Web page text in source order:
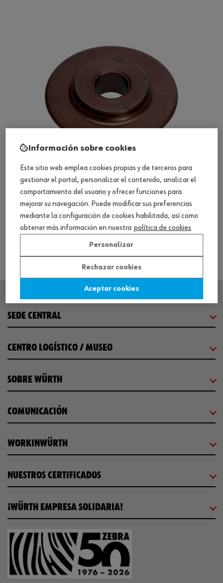
Rueda de corte para cortatubos
SEDE CENTRAL
CENTRO LOGÍSTICO / MUSEO
SOBRE WÜRTH
COMUNICACIÓN
WORKINWÜRTH
NUESTROS CERTIFICADOS
¡WÜRTH EMPRESA SOLIDARIA!
Información sobre cookies
Este sitio web emplea cookies propias y de terceros para
gestionar el portal, personalizar el contenido, analizar el
comportamiento del usuario y ofrecer funciones para
mejorar su navegación. Puede modificar sus preferencias
mediante la configuración de cookies habilitada, así como
obtener más información en nuestra política de cookies
Personalizar
Rechazar cookies
Aceptar cookies